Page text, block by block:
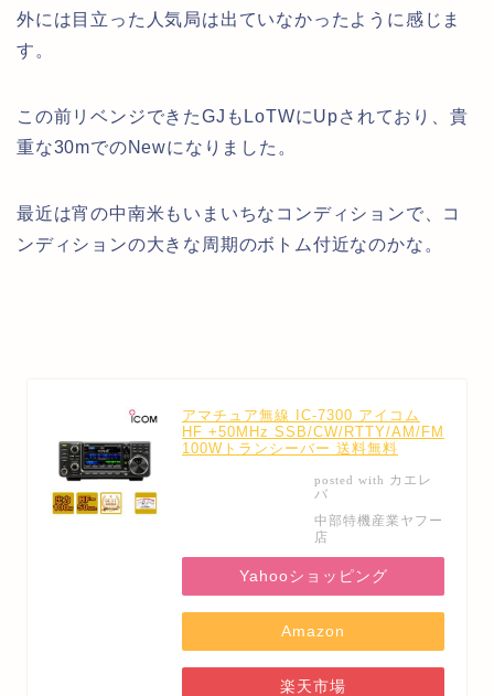
外には目立った人気局は出ていなかったように感じま
す。
この前リベンジできたGJもLoTWにUpされており、貴
重な30mでのNewになりました。
最近は宵の中南米もいまいちなコンディションで、コ
ンディションの大きな周期のボトム付近なのかな。
アマチュア無線 IC-7300 アイコム
HF +50MHz SSB/CW/RTTY/AM/FM
100Wトランシーバー 送料無料
posted with カエレ
バ
中部特機産業ヤフー
店
Yahooショッピング
Amazon
楽天市場